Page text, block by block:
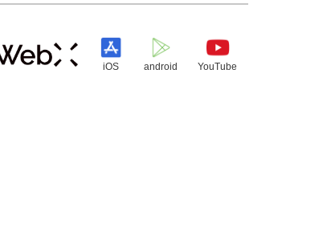
iOS android YouTube